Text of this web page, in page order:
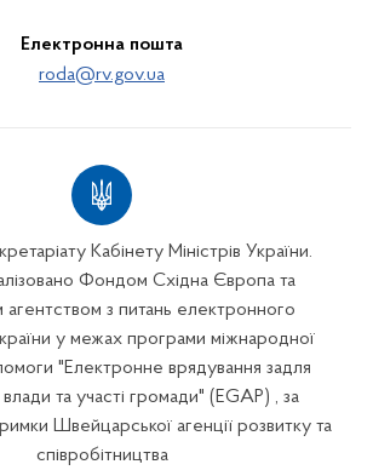
Електронна пошта
roda@rv.gov.ua
Кабінету Міністрів України.
Фондом Східна Європа та
з питань електронного
у межах програми міжнародної
"Електронне врядування задля
влади та участі громади" (EGAP) , за
Швейцарської агенції розвитку та
співробітництва